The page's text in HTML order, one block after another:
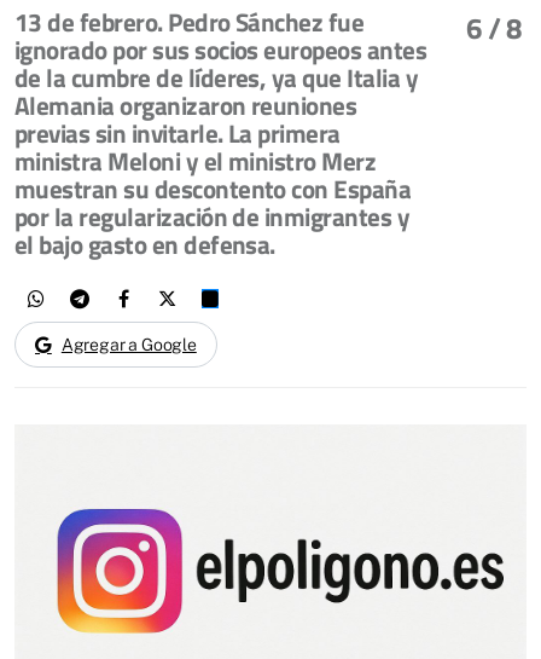
6/ 8
13 de febrero. Pedro Sánchez fue
ignorado por sus socios europeos antes
de la cumbre de líderes, ya que Italia y
Alemania organizaron reuniones
previas sin invitarle. La primera
ministra Meloni y el ministro Merz
muestran su descontento con España
por la regularización de inmigrantes y
el bajo gasto en defensa.
Agregar a Google